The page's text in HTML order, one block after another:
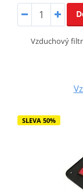
Vzduchový
SLEVA 50%